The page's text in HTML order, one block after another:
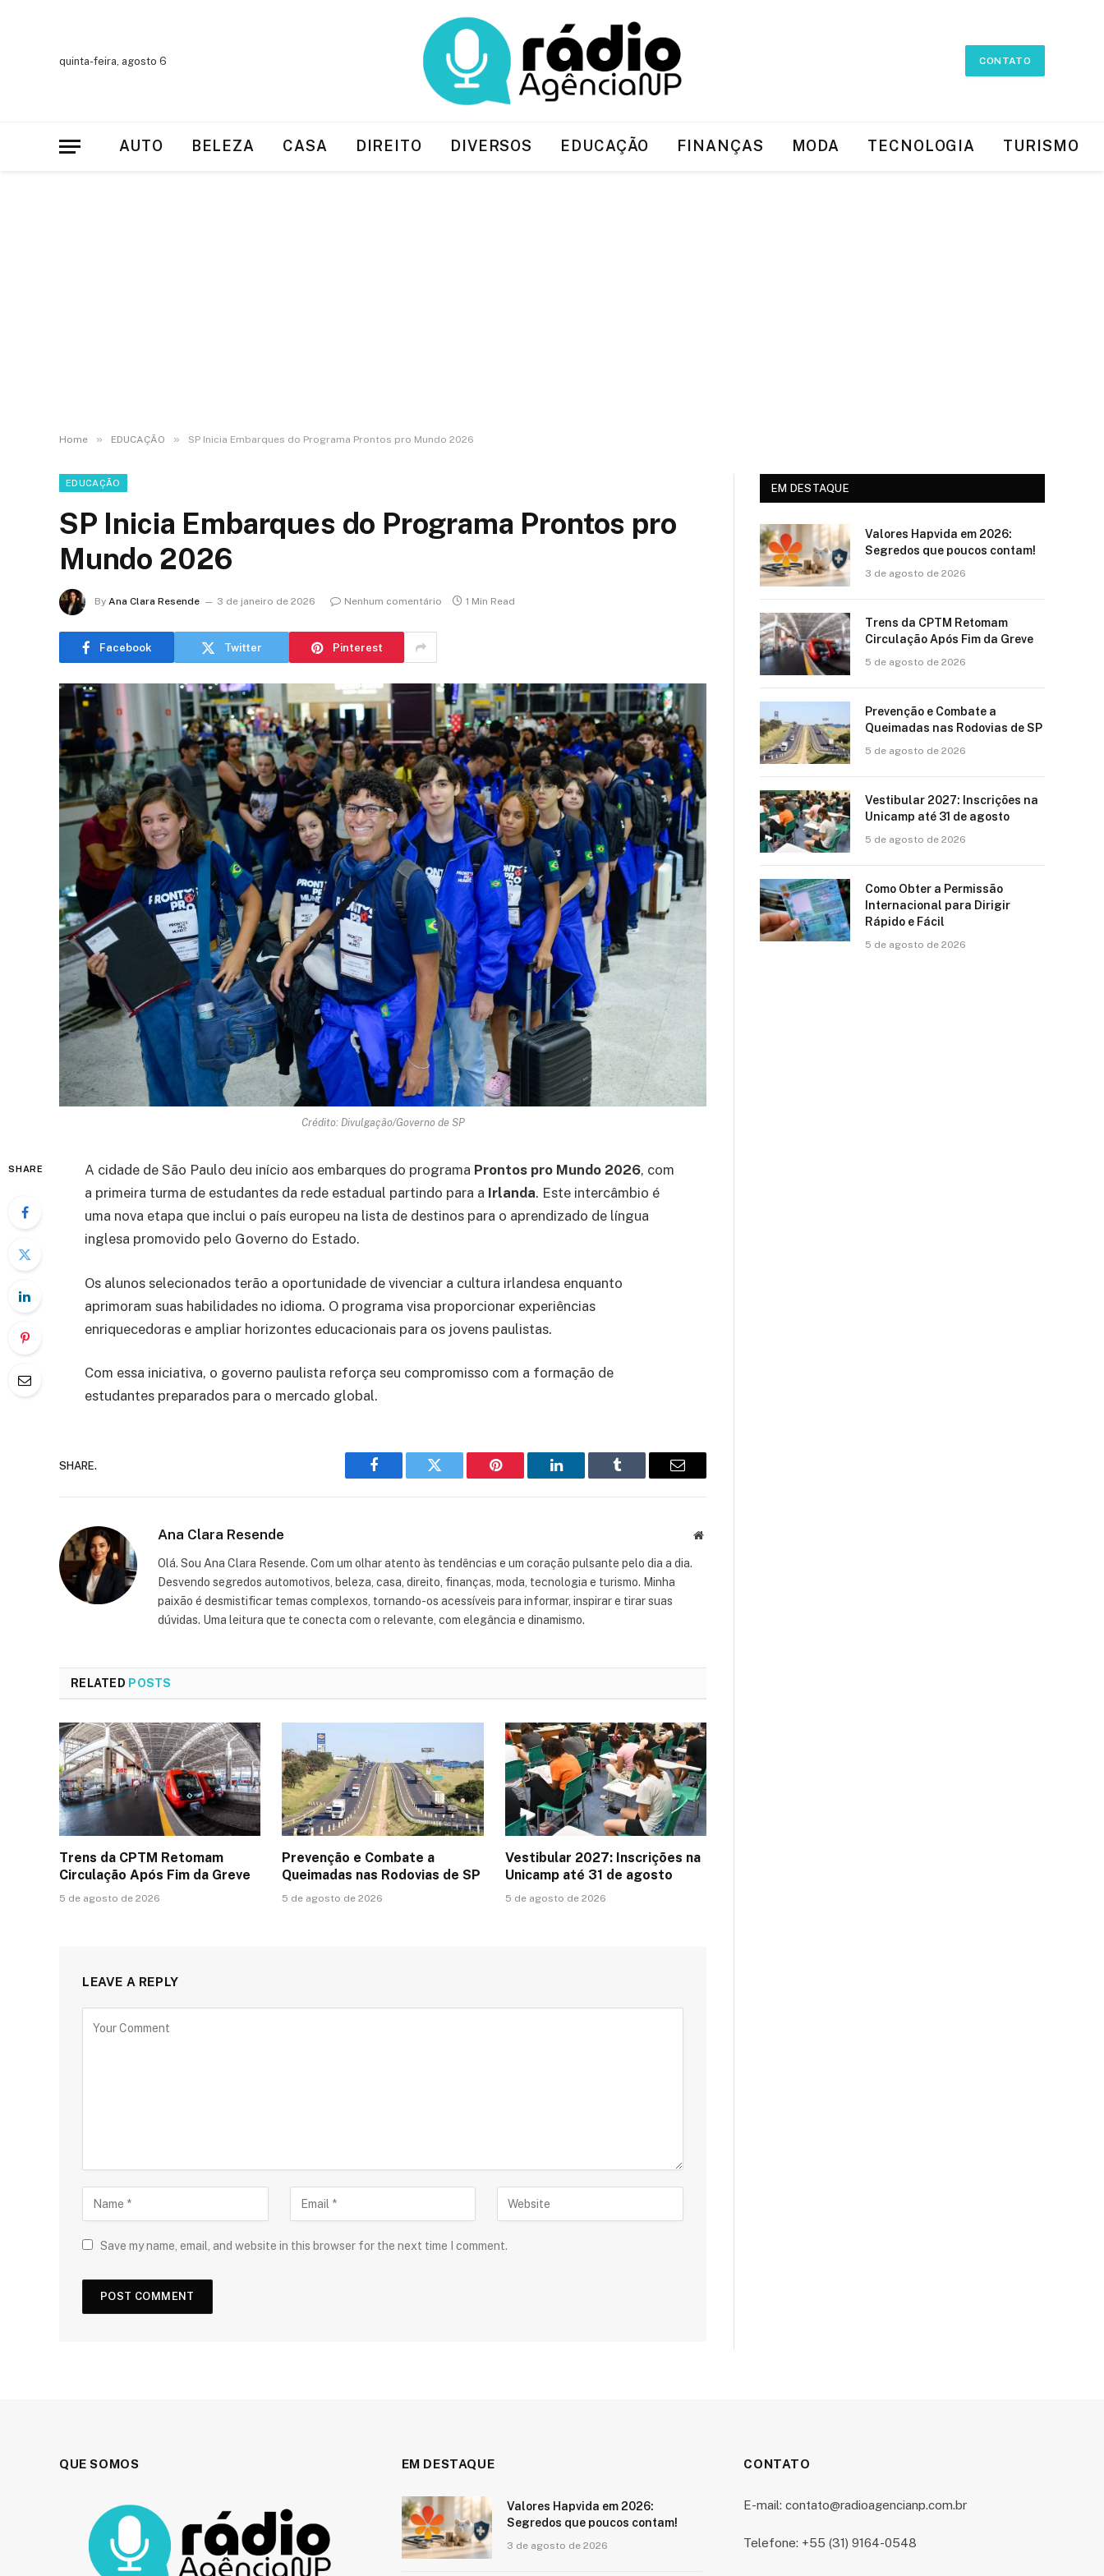
quinta-feira, agosto 6 CONTATO
AUTO BELEZA CASA DIREITO DIVERSOS EDUCAÇÃO FINANÇAS MODA TECNOLOGIA TURISMO
Home » EDUCAÇÃO » SP Inicia Embarques do Programa Prontos pro Mundo 2026
EDUCAÇÃO
SP Inicia Embarques do Programa Prontos pro
Mundo 2026
By Ana Clara Resende 3 de janeiro de 2026 Nenhum comentário 1 Min Read
Facebook Twitter Pinterest
Crédito: Divulgação/Governo de SP
SHARE A cidade de São Paulo deu início aos embarques do programa Prontos pro Mundo 2026, com
a primeira turma de estudantes da rede estadual partindo para a Irlanda. Este intercâmbio é
uma nova etapa que inclui o país europeu na lista de destinos para o aprendizado de língua
inglesa promovido pelo Governo do Estado.
Os alunos selecionados terão a oportunidade de vivenciar a cultura irlandesa enquanto
aprimoram suas habilidades no idioma. O programa visa proporcionar experiências
enriquecedoras e ampliar horizontes educacionais para os jovens paulistas.
Com essa iniciativa, o governo paulista reforça seu compromisso com a formação de
estudantes preparados para o mercado global.
SHARE.
Facebook Twitter Pinterest LinkedIn Tumblr Email
Ana Clara Resende Website
Olá. Sou Ana Clara Resende. Com um olhar atento às tendências e um coração pulsante pelo dia a dia.
Desvendo segredos automotivos, beleza, casa, direito, finanças, moda, tecnologia e turismo. Minha
paixão é desmistificar temas complexos, tornando-os acessíveis para informar, inspirar e tirar suas
dúvidas. Uma leitura que te conecta com o relevante, com elegância e dinamismo.
RELATED POSTS
Trens da CPTM Retomam
Circulação Após Fim da Greve
5 de agosto de 2026
Prevenção e Combate a
Queimadas nas Rodovias de SP
5 de agosto de 2026
Vestibular 2027: Inscrições na
Unicamp até 31 de agosto
5 de agosto de 2026
LEAVE A REPLY
Save my name, email, and website in this browser for the next time I comment.
EM DESTAQUE
Valores Hapvida em 2026:
Segredos que poucos contam!
3 de agosto de 2026
Trens da CPTM Retomam
Circulação Após Fim da Greve
5 de agosto de 2026
Prevenção e Combate a
Queimadas nas Rodovias de SP
5 de agosto de 2026
Vestibular 2027: Inscrições na
Unicamp até 31 de agosto
5 de agosto de 2026
Como Obter a Permissão
Internacional para Dirigir
Rápido e Fácil
5 de agosto de 2026
QUE SOMOS EM DESTAQUE
Valores Hapvida em 2026:
Segredos que poucos contam!
3 de agosto de 2026
CONTATO
E-mail: contato@radioagencianp.com.br
Telefone: +55 (31) 9164-0548